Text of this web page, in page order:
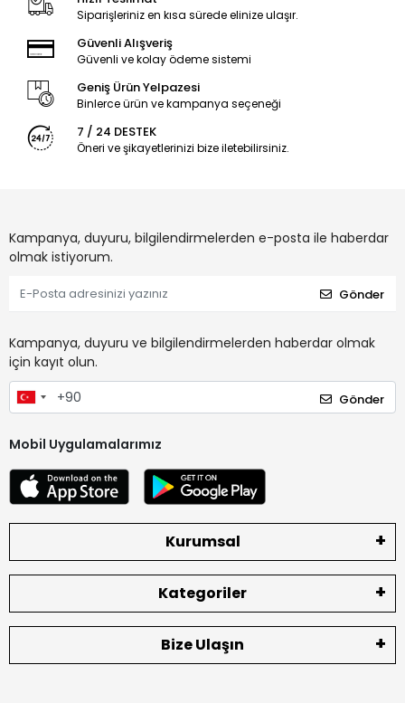
Siparişleriniz en kısa sürede elinize ulaşır.
Güvenli Alışveriş
Güvenli ve kolay ödeme sistemi
Geniş Ürün Yelpazesi
Binlerce ürün ve kampanya seçeneği
7 / 24 DESTEK
Öneri ve şikayetlerinizi bize iletebilirsiniz.
Kampanya, duyuru, bilgilendirmelerden e-posta ile haberdar
olmak istiyorum.
Gönder
Kampanya, duyuru ve bilgilendirmelerden haberdar olmak
için kayıt olun.
Gönder
Mobil Uygulamalarımız
Kurumsal
Kategoriler
Bize Ulaşın